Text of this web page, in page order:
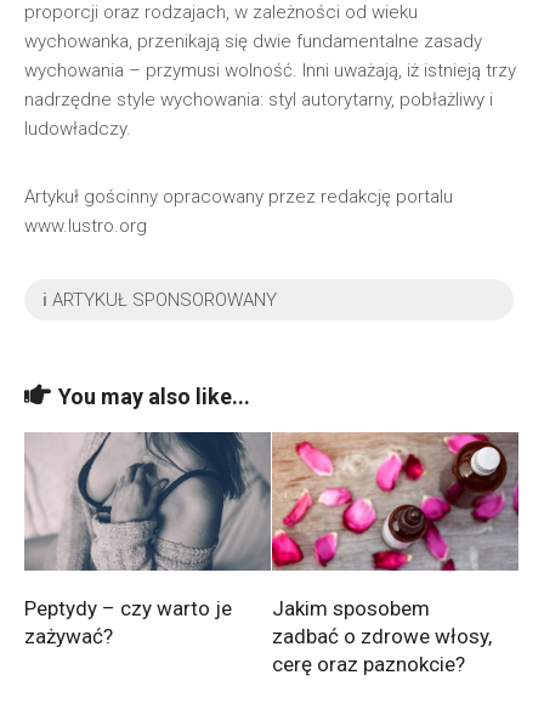
proporcji oraz rodzajach, w zależności od wieku
wychowanka, przenikają się dwie fundamentalne zasady
wychowania – przymusi wolność. Inni uważają, iż istnieją trzy
nadrzędne style wychowania: styl autorytarny, pobłażliwy i
ludowładczy.
Artykuł gościnny opracowany przez redakcję portalu
www.lustro.org
ℹ️ ARTYKUŁ SPONSOROWANY
You may also like...
Peptydy – czy warto je
zażywać?
Jakim sposobem
zadbać o zdrowe włosy,
cerę oraz paznokcie?